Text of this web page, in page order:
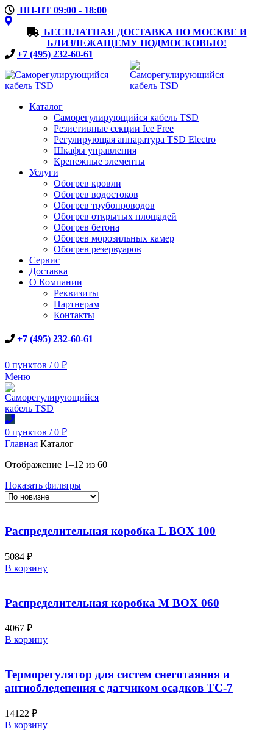
ПН-ПТ 09:00 - 18:00
БЕСПЛАТНАЯ ДОСТАВКА ПО МОСКВЕ И
БЛИЗЛЕЖАЩЕМУ ПОДМОСКОВЬЮ!
+7 (495) 232-60-61
Каталог
Саморегулирующийся кабель TSD
Резистивные секции Ice Free
Регулирующая аппаратура TSD Electro
Шкафы управления
Крепежные элементы
Услуги
Обогрев кровли
Обогрев водостоков
Обогрев трубопроводов
Обогрев открытых площадей
Обогрев бетона
Обогрев морозильных камер
Обогрев резервуаров
Сервис
Доставка
О Компании
Реквизиты
Партнерам
Контакты
+7 (495) 232-60-61
0 пунктов / 0 ₽
Меню
0 пунктов / 0 ₽
Главная Каталог
Отображение 1–12 из 60Сортировка:
Показать фильтры
Распределительная коробка L BOX 100
5084 ₽
В корзину
Распределительная коробка M BOX 060
4067 ₽
В корзину
Терморегулятор для систем снеготаяния и
антиобледенения с датчиком осадков ТС-7
14122 ₽
В корзину